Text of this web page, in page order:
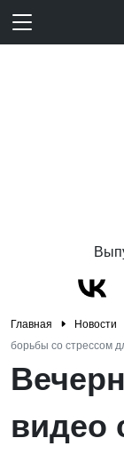
Главная Новости
борьбы со стрессом
видео